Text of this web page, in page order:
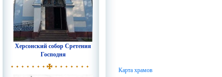
Херсонский собор Сретения
Господня
Карта храмов